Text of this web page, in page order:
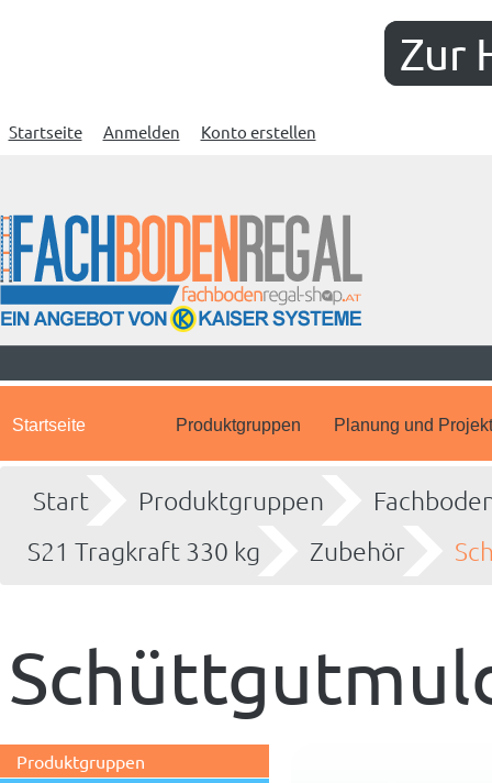
Zur
Startseite Anmelden Konto erstellen
Startseite Produktgruppen Planung und
Start Produktgruppen
S21 Tragkraft 330 kg
Zubehör
Produktgruppen